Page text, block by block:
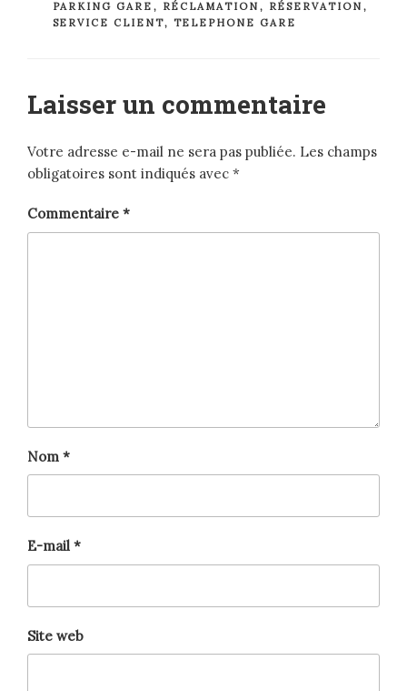
PARKING GARE , RÉCLAMATION , RÉSERVATION ,
SERVICE CLIENT, TELEPHONE GARE
Laisser un commentaire
Votre adresse e-mail ne sera pas publiée. Les champs
obligatoires sont indiqués avec *
Commentaire *
Nom *
E-mail *
Site web